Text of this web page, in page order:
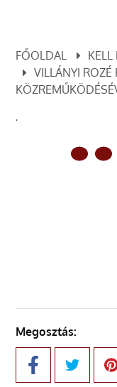
FŐOLDAL
KELL
VILLÁNYI ROZÉ
.
Megosztás: